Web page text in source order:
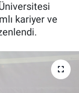
kariyer ve